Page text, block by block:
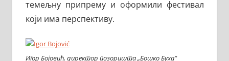
темељну припрему и оформили фестивал
који има перспективу.
Игор Бојовић, директор позоришта „Бошко Буха“